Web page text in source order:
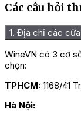
Các câu hỏi
1. Địa chỉ các
WineVN có 3 cơ
chọn:
TPHCM: 1168/41
Hà Nội: